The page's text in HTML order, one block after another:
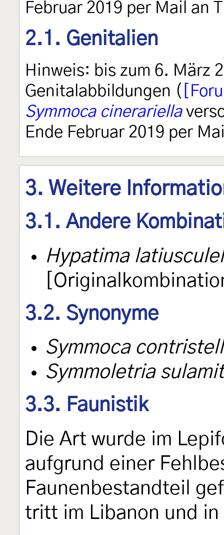
Februar 2019 per Mail an
2.1. Genitalien
Hinweis: bis zum 6. März
Genitalabbildungen (
Symmoca cinerariella
Ende Februar 2019 per
3. Weitere
3.1. Andere
Hypatima
3.2. Synonyme
Symmoca
Symmoletria sulamit
3.3. Faunistik
Die Art wurde im
aufgrund einer
Faunenbestandteil
tritt im Libanon und in